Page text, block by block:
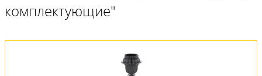
комплектующие"